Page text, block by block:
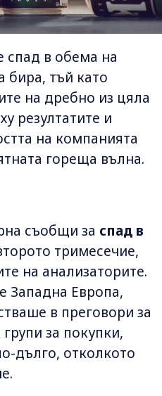
спад в обема на
бира, тъй като
на дребно из цяла
резултатите и
на компанията
гореща вълна.
съобщи за спад в
тримесечие,
на анализаторите.
Западна Европа,
в преговори за
за покупки,
дълго, отколкото